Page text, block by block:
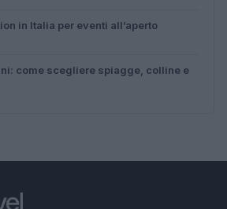
in Italia per eventi all’aperto
come scegliere spiagge, colline e